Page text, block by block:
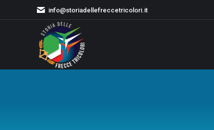
info@storiadellefreccetricolori.it